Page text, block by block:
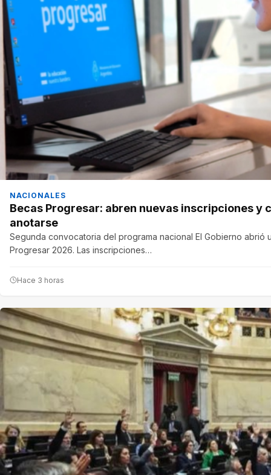
NACIONALES
Becas Progresar: abren nuevas inscripciones y
anotarse
Segunda convocatoria del programa nacional El Gobierno abrió
Progresar 2026. Las inscripciones…
Hace 3 horas